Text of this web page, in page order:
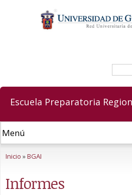
contenido
principal
Escuela Preparatoria
Inicio »BGAI
Informes